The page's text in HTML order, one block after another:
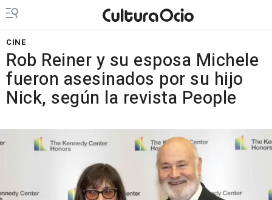
CINE
Rob Reiner y su esposa Michele
fueron asesinados por su hijo
Nick, según la revista People